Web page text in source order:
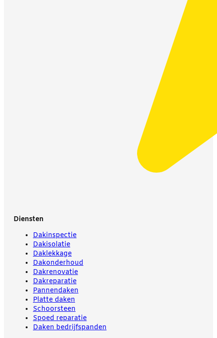
Diensten
Dakinspectie
Dakisolatie
Daklekkage
Dakonderhoud
Dakrenovatie
Dakreparatie
Pannendaken
Platte daken
Schoorsteen
Spoed reparatie
Daken bedrijfspanden